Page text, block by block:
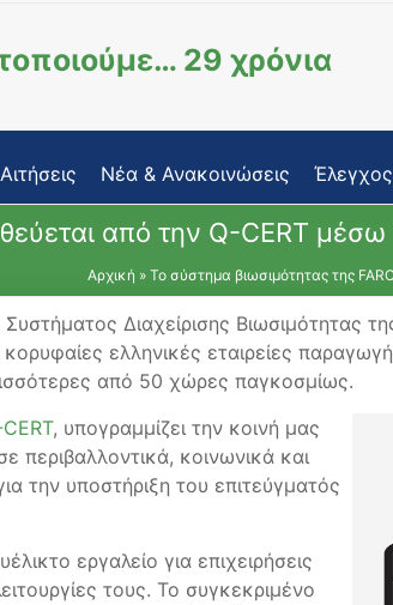
29 χρόνια
Αιτήσεις Νέα & Ανακοινώσεις
από την Q-CERT μέσω
Αρχική » Το σύστημα βιωσιμότητας της
Διαχείρισης Βιωσιμότητας
ελληνικές εταιρείες
από 50 χώρες παγκοσμίως.
, υπογραμμίζει την κοινή μας
περιβαλλοντικά, κοινωνικά και
την υποστήριξη του επιτεύγματός
εργαλείο για επιχειρήσεις
τους. Το συγκεκριμένο